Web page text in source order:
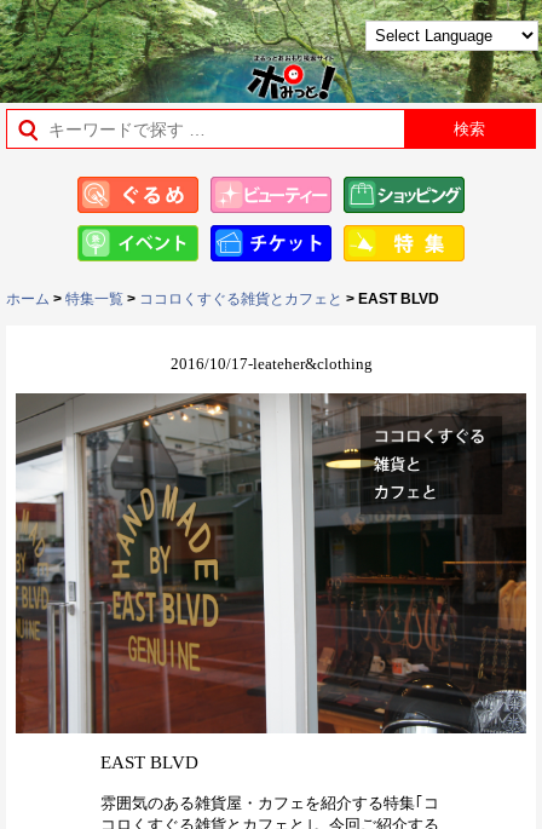
ホーム > 特集一覧 > ココロくすぐる雑貨とカフェと > EAST BLVD
2016/10/17-leateher&clothing
EAST BLVD
雰囲気のある雑貨屋・カフェを紹介する特集｢コ
コロくすぐる雑貨とカフェと｣。今回ご紹介する